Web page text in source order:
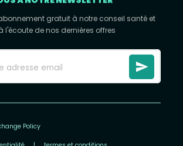
gratuit à notre conseil santé et
l'écoute de nos dernières offres
Policy